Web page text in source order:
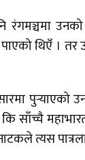
रंगमञ्चमा
थिएँ ।
साँच्चै
त्यस